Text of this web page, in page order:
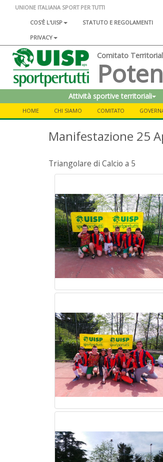
UNIONE ITALIANA SPORT PER TUTTI
COS'È L'UISP
STATUTO E REGOLAMENTI
PRIVACY
Comitato
Attività sportive territoriali
HOME CHI SIAMO COMITATO
Manifestazione 25
Triangolare di Calcio a 5